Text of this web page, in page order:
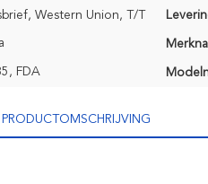
Western Union, T/T
FDA
PRODUCTOMSCHRIJVING